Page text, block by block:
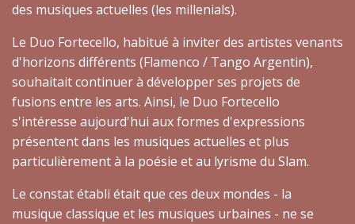
des musiques actuelles (les millenials).
Le Duo Fortecello, habitué à inviter des artistes venants
d'horizons différents (Flamenco / Tango Argentin),
souhaitait continuer à développer ses projets de
fusions entre les arts. Ainsi, le Duo Fortecello
s'intéresse aujourd'hui aux formes d'expressions
présentent dans les musiques actuelles et plus
particulièrement à la poésie et au lyrisme du Slam.
Le constat établi était que ces deux mondes - la
musique classique et les musiques urbaines - ne se